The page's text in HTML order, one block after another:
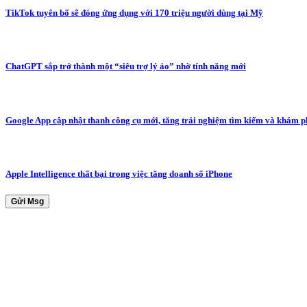
TikTok tuyên bố sẽ đóng ứng dụng với 170 triệu người dùng tại Mỹ
ChatGPT sắp trở thành một “siêu trợ lý ảo” nhờ tính năng mới
Google App cập nhật thanh công cụ mới, tăng trải nghiệm tìm kiếm và khám
Apple Intelligence thất bại trong việc tăng doanh số iPhone
Gửi Msg